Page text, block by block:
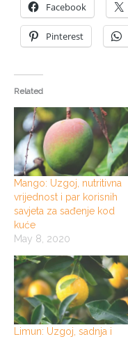
Facebook
Pinterest
Related
Mango: Uzgoj, nutritivna
vrijednost i par korisnih
savjeta za sađenje kod
kuće
May 8, 2020
Limun: Uzgoj, sadnja i